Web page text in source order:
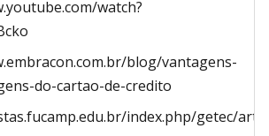
watch?
blog/vantagens-
do-cartao-de-credito
index.php/getec/